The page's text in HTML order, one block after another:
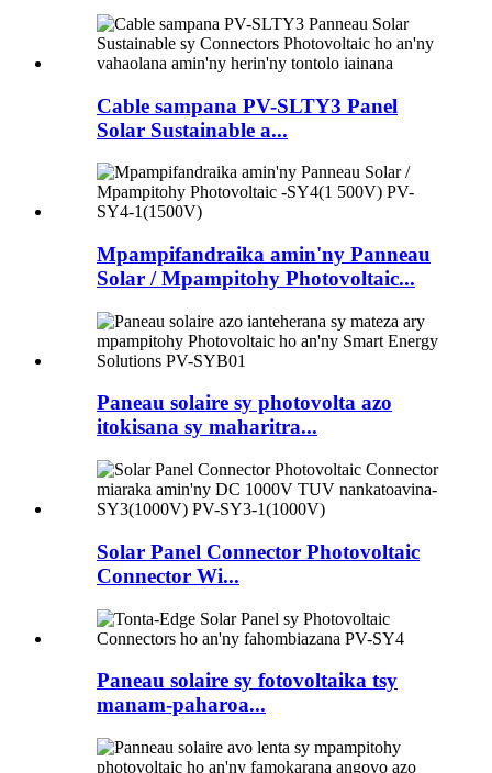
Cable sampana PV-SLTY3 Panel
Solar Sustainable a...
Mpampifandraika amin'ny Panneau
Solar / Mpampitohy Photovoltaic...
Paneau solaire sy photovolta azo
itokisana sy maharitra...
Solar Panel Connector Photovoltaic
Connector Wi...
Paneau solaire sy fotovoltaika tsy
manam-paharoa...